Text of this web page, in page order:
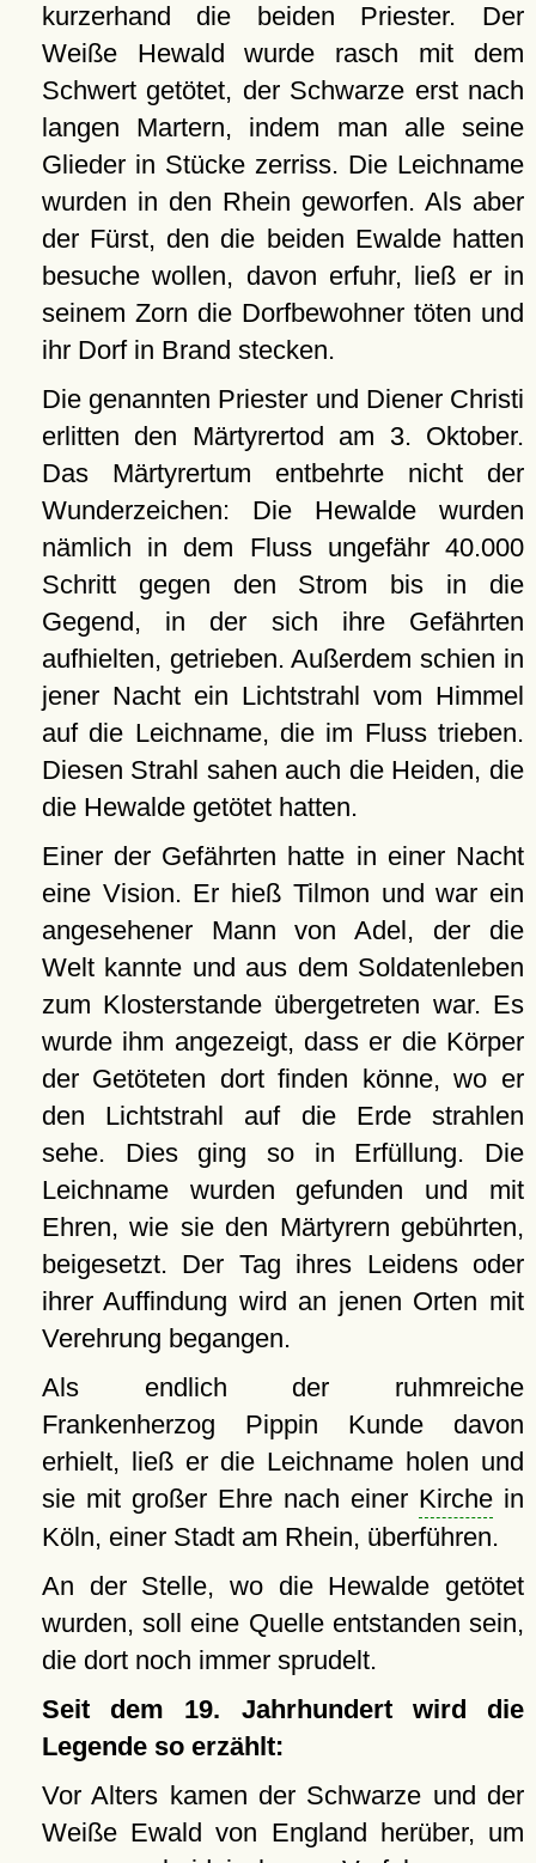
kurzerhand die beiden Priester. Der
Weiße Hewald wurde rasch mit dem
Schwert getötet, der Schwarze erst nach
langen Martern, indem man alle seine
Glieder in Stücke zerriss. Die Leichname
wurden in den Rhein geworfen. Als aber
der Fürst, den die beiden Ewalde hatten
besuche wollen, davon erfuhr, ließ er in
seinem Zorn die Dorfbewohner töten und
ihr Dorf in Brand stecken.
Die genannten Priester und Diener Christi
erlitten den Märtyrertod am 3. Oktober.
Das Märtyrertum entbehrte nicht der
Wunderzeichen: Die Hewalde wurden
nämlich in dem Fluss ungefähr 40.000
Schritt gegen den Strom bis in die
Gegend, in der sich ihre Gefährten
aufhielten, getrieben. Außerdem schien in
jener Nacht ein Lichtstrahl vom Himmel
auf die Leichname, die im Fluss trieben.
Diesen Strahl sahen auch die Heiden, die
die Hewalde getötet hatten.
Einer der Gefährten hatte in einer Nacht
eine Vision. Er hieß Tilmon und war ein
angesehener Mann von Adel, der die
Welt kannte und aus dem Soldatenleben
zum Klosterstande übergetreten war. Es
wurde ihm angezeigt, dass er die Körper
der Getöteten dort finden könne, wo er
den Lichtstrahl auf die Erde strahlen
sehe. Dies ging so in Erfüllung. Die
Leichname wurden gefunden und mit
Ehren, wie sie den Märtyrern gebührten,
beigesetzt. Der Tag ihres Leidens oder
ihrer Auffindung wird an jenen Orten mit
Verehrung begangen.
Als endlich der ruhmreiche
Frankenherzog Pippin Kunde davon
erhielt, ließ er die Leichname holen und
sie mit großer Ehre nach einer Kirchein
Köln, einer Stadt am Rhein, überführen.
An der Stelle, wo die Hewalde getötet
wurden, soll eine Quelle entstanden sein,
die dort noch immer sprudelt.
Seit dem 19. Jahrhundert wird die
Legende so erzählt:
Vor Alters kamen der Schwarze und der
Weiße Ewald von England herüber, um